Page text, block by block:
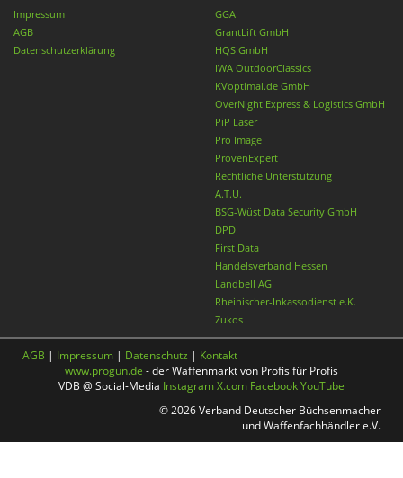
Impressum
AGB
Datenschutzerklärung
GGA
GrantLift GmbH
HQS GmbH
IWA OutdoorClassics
KVoptimal.de GmbH
OverNight Express & Logistics GmbH
PiP Laser
Pro Image
ProvenExpert
Rechtliche Unterstützung
A.T.U.
BSG-Wüst Data Security GmbH
DPD
First Data
Handelsverband Hessen
Landbell AG
Rheinischer-Inkassodienst e.K.
Zukos
AGB | Impressum | Datenschutz | Kontakt
www.progun.de - der Waffenmarkt von Profis für Profis
VDB @ Social-Media InstagramX.com FacebookYouTube
© 2026 Verband Deutscher Büchsenmacher
und Waffenfachhändler e.V.